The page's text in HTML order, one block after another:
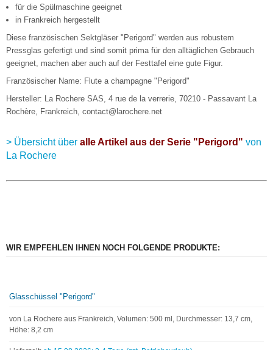
für die Spülmaschine geeignet
in Frankreich hergestellt
Diese französischen Sektgläser "Perigord" werden aus robustem
Pressglas gefertigt und sind somit prima für den alltäglichen Gebrauch
geeignet, machen aber auch auf der Festtafel eine gute Figur.
Französischer Name: Flute a champagne "Perigord"
Hersteller: La Rochere SAS, 4 rue de la verrerie, 70210 - Passavant La
Rochère, Frankreich, contact@larochere.net
> Übersicht über alle Artikel aus der Serie "Perigord" von
La Rochere
WIR EMPFEHLEN IHNEN NOCH FOLGENDE PRODUKTE:
Glasschüssel "Perigord"
von La Rochere aus Frankreich, Volumen: 500 ml, Durchmesser: 13,7 cm,
Höhe: 8,2 cm